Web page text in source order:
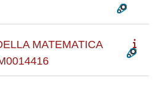
MATEMATICA